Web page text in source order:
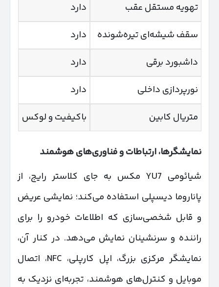
تهویه مستقل عقب
دارد
سقف شیشه‌ای تیره‌شونده
دارد
داشبورد برقی
دارد
نورپردازی داخلی
دارد
متریال کابین
باکیفیت و لوکس
نمایشگرها، ارتباطات و فناوری‌های هوشمند
شیائومی YU7 مکس به جای کلاستر رایج، از
پاناروما دیسپلی استفاده می‌کند؛ نمایشی عریض
و قابل شخصی‌سازی که اطلاعات خودرو را برای
راننده و سرنشینان نمایش می‌دهد. در کنار آن،
نمایشگر مرکزی بزرگ، اپل کارپلی، NFC، اتصال
موبایل و کنترل‌های هوشمند، تجربه‌ای نزدیک به